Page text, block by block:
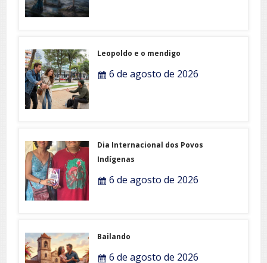
Leopoldo e o mendigo
6 de agosto de 2026
Dia Internacional dos Povos
Indígenas
6 de agosto de 2026
Bailando
6 de agosto de 2026